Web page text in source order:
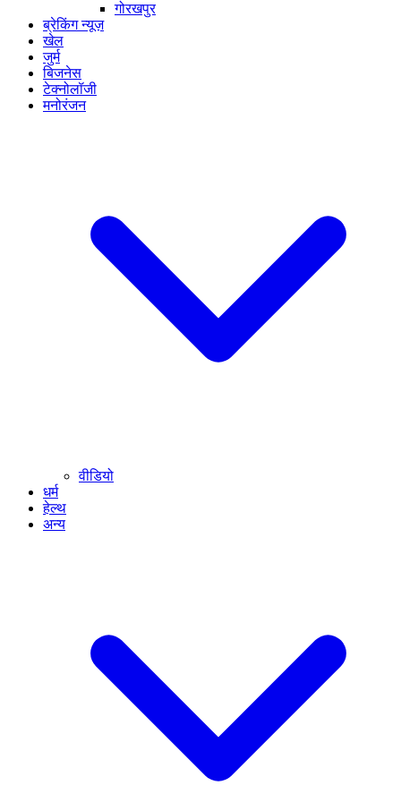
गोरखपुर
ब्रेकिंग न्यूज़
खेल
जुर्म
बिजनेस
टेक्नोलॉजी
मनोरंजन
वीडियो
धर्म
हेल्थ
अन्य